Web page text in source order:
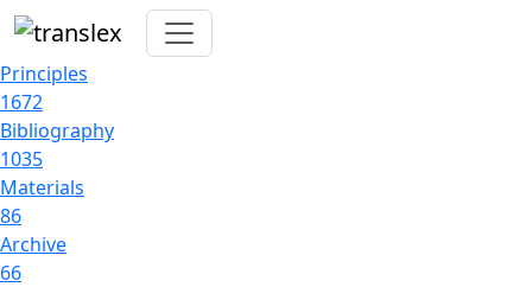
Principles
1672
Bibliography
1035
Materials
86
Archive
66